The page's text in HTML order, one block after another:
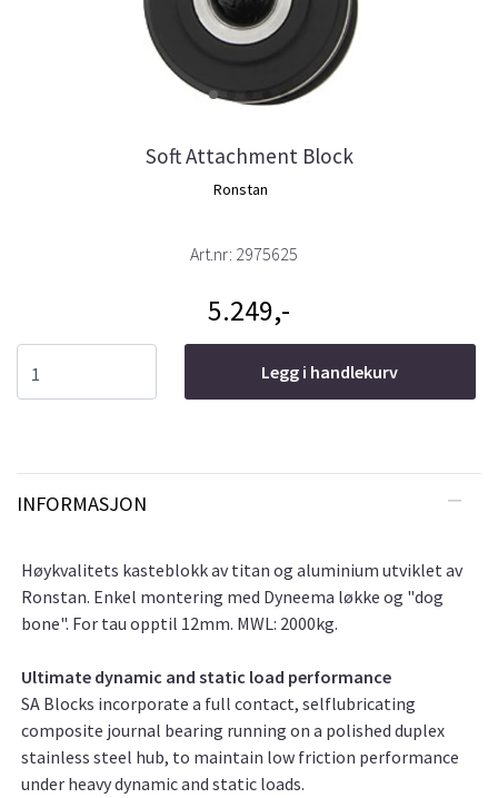
Soft Attachment Block
Ronstan
Art.nr: 2975625
5.249,-
Legg i handlekurv
INFORMASJON
Høykvalitets kasteblokk av titan og aluminium utviklet av
Ronstan. Enkel montering med Dyneema løkke og "dog
bone". For tau opptil 12mm. MWL: 2000kg.
Ultimate dynamic and static load performance
SA Blocks incorporate a full contact, selflubricating
composite journal bearing running on a polished duplex
stainless steel hub, to maintain low friction performance
under heavy dynamic and static loads.